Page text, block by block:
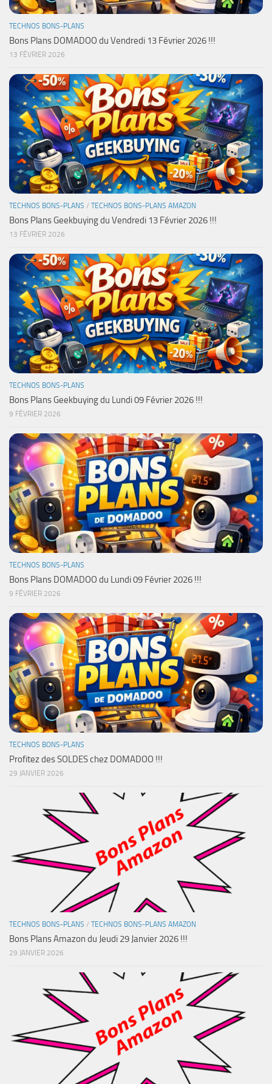
TECHNOS BONS-PLANS
Bons Plans DOMADOO du Vendredi 13 Février 2026 !!!
13 FÉVRIER 2026
TECHNOS BONS-PLANS / TECHNOS BONS-PLANS AMAZON
Bons Plans Geekbuying du Vendredi 13 Février 2026 !!!
13 FÉVRIER 2026
TECHNOS BONS-PLANS
Bons Plans Geekbuying du Lundi 09 Février 2026 !!!
9 FÉVRIER 2026
TECHNOS BONS-PLANS
Bons Plans DOMADOO du Lundi 09 Février 2026 !!!
9 FÉVRIER 2026
TECHNOS BONS-PLANS
Profitez des SOLDES chez DOMADOO !!!
29 JANVIER 2026
TECHNOS BONS-PLANS / TECHNOS BONS-PLANS AMAZON
Bons Plans Amazon du Jeudi 29 Janvier 2026 !!!
29 JANVIER 2026